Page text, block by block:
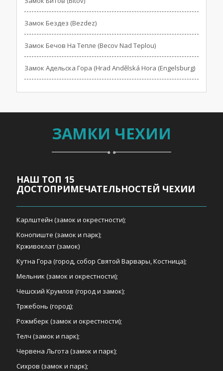
Замок Бездез (Bezdez)
Замок Бечов На Тепле (Becov Nad Teplou)
Замок Адельска Гора (Hrad Andělská Hora (Engelsburg)
ЗАМКИ ЧЕХИИ
НАШ ТОП 15
ДОСТОПРИМЕЧАТЕЛЬНОСТЕЙ ЧЕХИИ
Карлштейн (замок и окрестности);
Конопиште (замок и парк);
Крживоклат (замок)
Кутна Гора (город, собор Святой Варвары, Костница);
Мельник (замок и окрестности);
Чешский Крумлов (город и замок);
Тржебонь (город);
Рожмберк (замок и окрестности);
Телч (замок и парк);
Червена Льгота (замок и парк);
Сихров (замок и парк);